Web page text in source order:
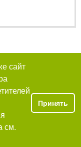
сайт
см.
Принять